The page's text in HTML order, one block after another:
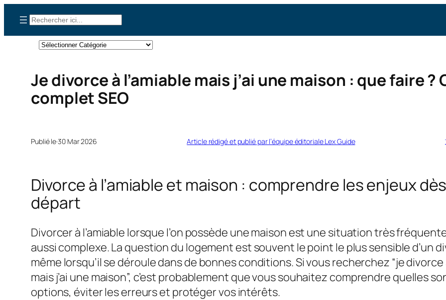
contenu
Rechercher
Catégories
Je divorce à l’amiable mais j’ai une maison : que faire ?
complet SEO
Publié le·30 Mar 2026 Article rédigé et publié par l’équipe éditoriale Lex Guide
Divorce à l’amiable et maison : comprendre les enjeux
départ
Divorcer à l’amiable lorsque l’on possède une maison est une situation très
aussi complexe. La question du logement est souvent le point le plus sensible d’un
même lorsqu’il se déroule dans de bonnes conditions. Si vous recherchez “je divorce
mais j’ai une maison”, c’est probablement que vous souhaitez comprendre quelles
options, éviter les erreurs et protéger vos intérêts.